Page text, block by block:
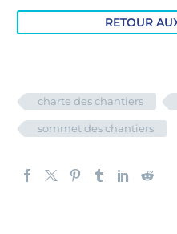
RETOUR
charte des chantiers
sommet des chantiers